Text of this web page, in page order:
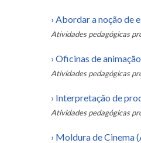
› Abordar a noção de
Atividades pedagógicas
› Oficinas de
Atividades pedagógicas
› Interpretação de
Atividades pedagógicas
› Moldura de Cinema